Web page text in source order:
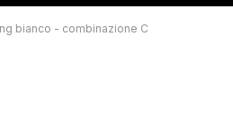
bianco - combinazione C